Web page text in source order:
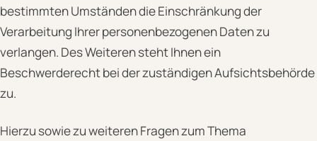
bestimmten Umständen die Einschränkung der
Verarbeitung Ihrer personenbezogenen Daten zu
verlangen. Des Weiteren steht Ihnen ein
Beschwerderecht bei der zuständigen Aufsichtsbehörde
zu.
Hierzu sowie zu weiteren Fragen zum Thema